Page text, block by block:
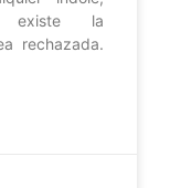
existe la
rechazada.